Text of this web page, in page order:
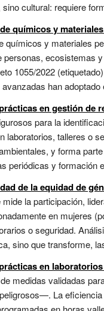
cultural: requiere
químicos y
químicos y materiales
personas, ecosistemas
1055/2022
han
en gestión de
para la
laboratorios, talleres o
y forma
periódicas y formación
de la equidad de
la participación,
en mujeres
o seguridad.
sino que transforme,
en
medidas validadas
La